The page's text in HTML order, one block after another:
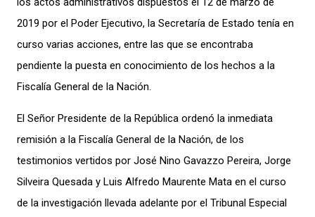
2019 por el Poder Ejecutivo, la Secretaría de Estado tenía en
curso varias acciones, entre las que se encontraba
pendiente la puesta en conocimiento de los hechos a la
Fiscalía General de la Nación.
El Señor Presidente de la República ordenó la inmediata
remisión a la Fiscalía General de la Nación, de los
testimonios vertidos por José Nino Gavazzo Pereira, Jorge
Silveira Quesada y Luis Alfredo Maurente Mata en el curso
de la investigación llevada adelante por el Tribunal Especial